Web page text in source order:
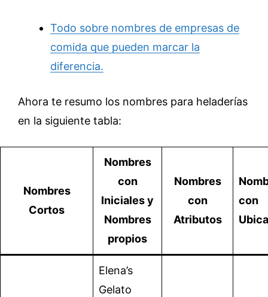
Todo sobre nombres de empresas de
comida que pueden marcar la
diferencia.
Ahora te resumo los nombres para heladerías
en la siguiente tabla:
Nombres
Cortos
Nombres
con
Iniciales y
Nombres
propios
Nombres
con
Atributos
con
Elena’s
Gelato